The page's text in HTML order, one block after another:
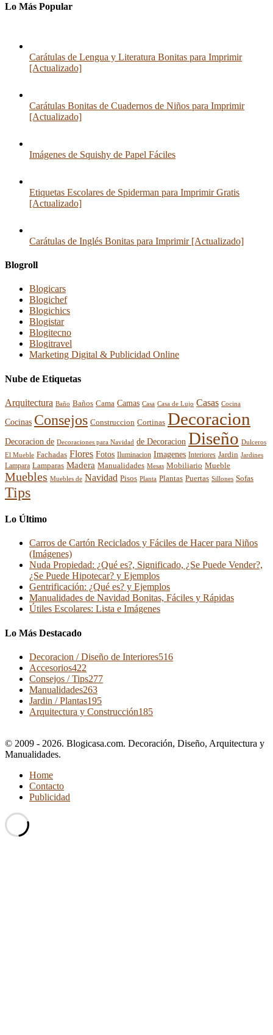
Lo Más Popular
Carátulas de Lengua y Literatura Bonitas para Imprimir
[Actualizado]
Carátulas Bonitas de Cuadernos de Niños para Imprimir
[Actualizado]
Imágenes de Squishy de Papel Fáciles
Etiquetas Escolares de Spiderman para Imprimir Gratis
[Actualizado]
Carátulas de Inglés Bonitas para Imprimir [Actualizado]
Blogroll
Blogicars
Blogichef
Blogichics
Blogistar
Blogitecno
Blogitravel
Marketing Digital & Publicidad Online
Nube de Etiquetas
Arquitectura Baño Baños Cama Camas Casa Casa de Lujo Casas Cocina
Cocinas Consejos Construccion Cortinas Decoracion
Decoracion de Decoraciones para Navidad de Decoracion Diseño Dulceros
El Mueble Fachadas Flores Fotos Iluminacion Imagenes Interiores Jardin Jardines
Lampara Lamparas Madera Manualidades Mesas Mobiliario Mueble
Muebles Muebles de Navidad Pisos Planta Plantas Puertas Sillones Sofas
Tips
Lo Último
Carros de Cartón Reciclados y Fáciles de Hacer para Niños
(Imágenes)
Nuda Propiedad: ¿Qué es?, Significado, ¿Se Puede Vender?,
¿Se Puede Hipotecar? y Ejemplos
Gentrificación: ¿Qué es? y Ejemplos
Manualidades de Navidad Bonitas, Fáciles y Rápidas
Útiles Escolares: Lista e Imágenes
Lo Más Destacado
Decoracion / Diseño de Interiores516
Accesorios422
Consejos / Tips277
Manualidades263
Jardin / Plantas195
Arquitectura y Construcción185
© 2009 - 2026. Blogicasa.com. Decoración, Diseño, Arquitectura y
Manualidades.
Home
Contacto
Publicidad